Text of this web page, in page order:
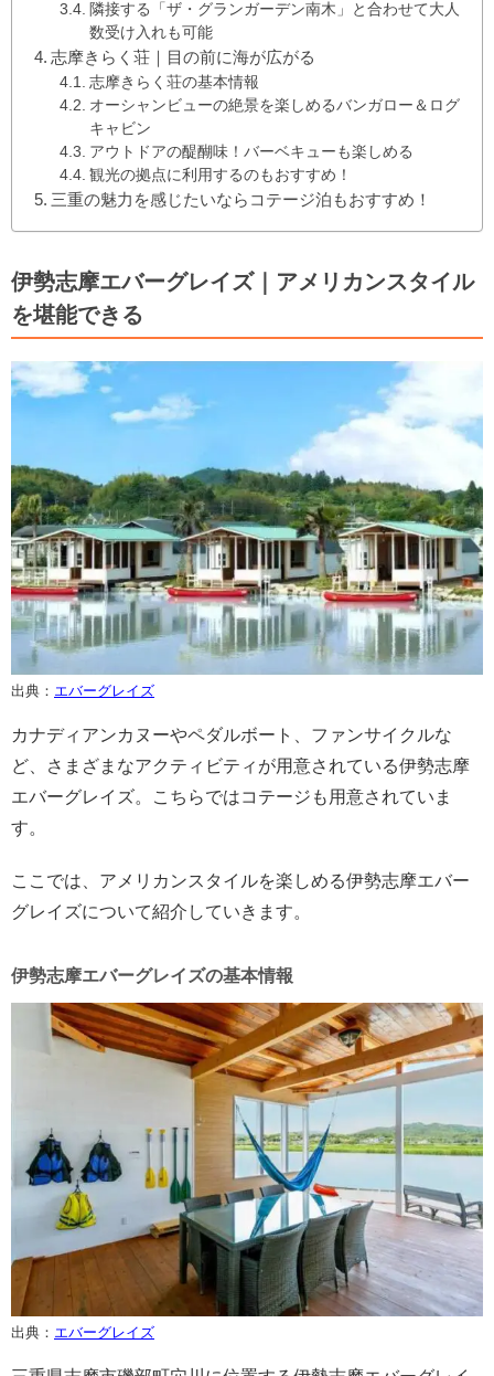
隣接する「ザ・グランガーデン南木」と合わせて大人
数受け入れも可能
志摩きらく荘｜目の前に海が広がる
志摩きらく荘の基本情報
オーシャンビューの絶景を楽しめるバンガロー＆ログ
キャビン
アウトドアの醍醐味！バーベキューも楽しめる
観光の拠点に利用するのもおすすめ！
三重の魅力を感じたいならコテージ泊もおすすめ！
伊勢志摩エバーグレイズ｜アメリカンスタイル
を堪能できる
出典： エバーグレイズ
カナディアンカヌーやペダルボート、ファンサイクルな
ど、さまざまなアクティビティが用意されている伊勢志摩
エバーグレイズ。こちらではコテージも用意されていま
す。
ここでは、アメリカンスタイルを楽しめる伊勢志摩エバー
グレイズについて紹介していきます。
伊勢志摩エバーグレイズの基本情報
出典： エバーグレイズ